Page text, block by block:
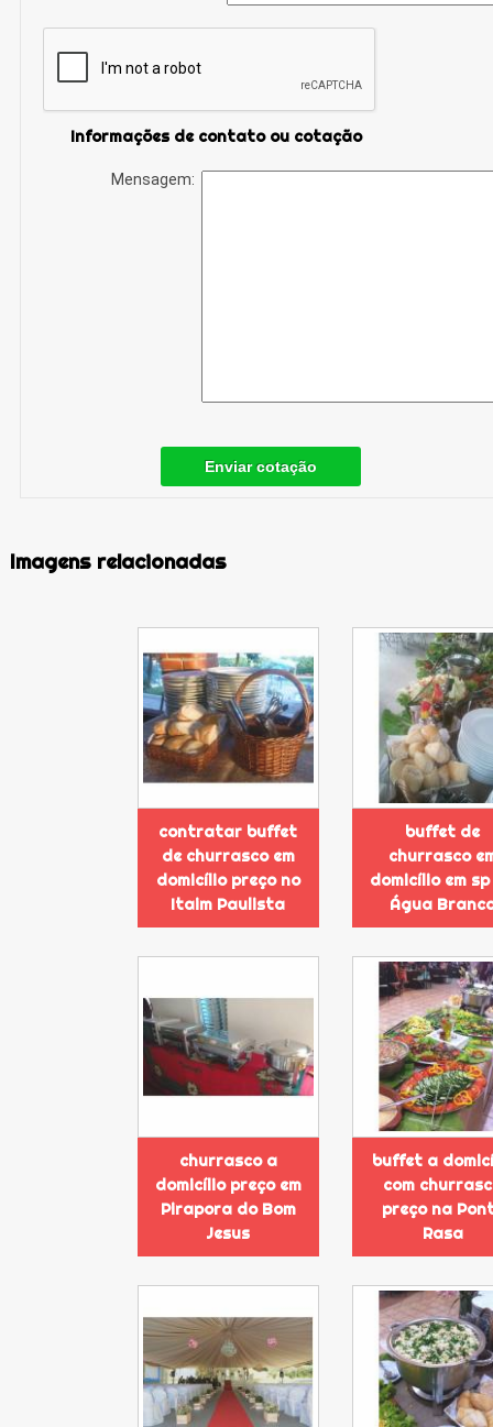
Informações de contato ou cotação
Mensagem:
Enviar cotação
Imagens relacionadas
contratar buffet
de churrasco em
domicílio preço no
Itaim Paulista
buffet de
churrasco
domicílio em
Água
churrasco a
domicílio preço em
Pirapora do Bom
Jesus
buffet a
com
preço na
Rasa